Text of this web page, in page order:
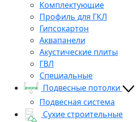
Комплектующие
Профиль для ГКЛ
Гипсокартон
Аквапанели
Акустические плиты
ГВЛ
Специальные
Подвесные потолки
Подвесная система
Сухие строительные